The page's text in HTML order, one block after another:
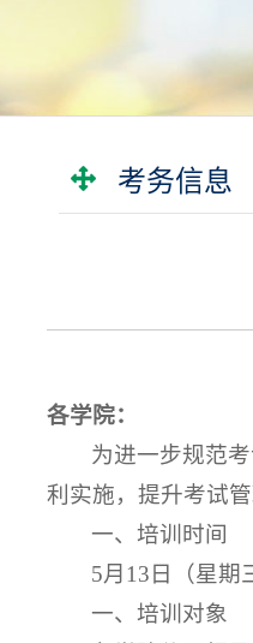
考务信息
各学院：
为进一步规范
利实施，提升考试
一、培训时间
5月13日（星期
一、培训对象